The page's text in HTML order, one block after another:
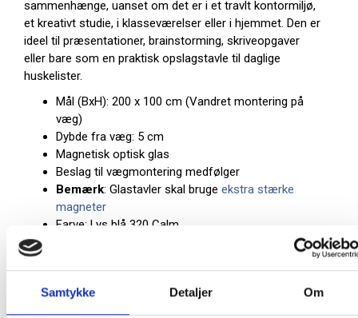
Samtykke Detaljer Om
sammenhænge, uanset om det er i et travlt kontormiljø,
et kreativt studie, i klasseværelser eller i hjemmet. Den er
ideel til præsentationer, brainstorming, skriveopgaver
eller bare som en praktisk opslagstavle til daglige
huskelister.
Mål (BxH): 200 x 100 cm (Vandret montering på
væg)
Dybde fra væg: 5 cm
Magnetisk optisk glas
Beslag til vægmontering medfølger
Bemærk: Glastavler skal bruge ekstra stærke
magneter
Farve: Lys blå 320 Calm
Ramme: Formspændt massiv egetræsramme
Bemærk: Farven er kun vejledende og meget
afhængig af din skærms formåen.
Derfor sender vi gerne en farveprøve på den eller de